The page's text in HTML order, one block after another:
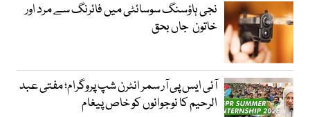
نجی ہاؤسنگ سوسائٹی میں فائرنگ سے مرد اور
خاتون جاں بحق
آئی ایس پی آر سمر انٹرن شپ پروگرام؛ مفتی عبد
الرحیم کا نوجوانوں کو خاص پیغام